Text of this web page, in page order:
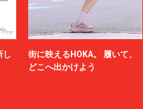
し
街に映えるHOKA。 履いて、
どこへ出かけよう